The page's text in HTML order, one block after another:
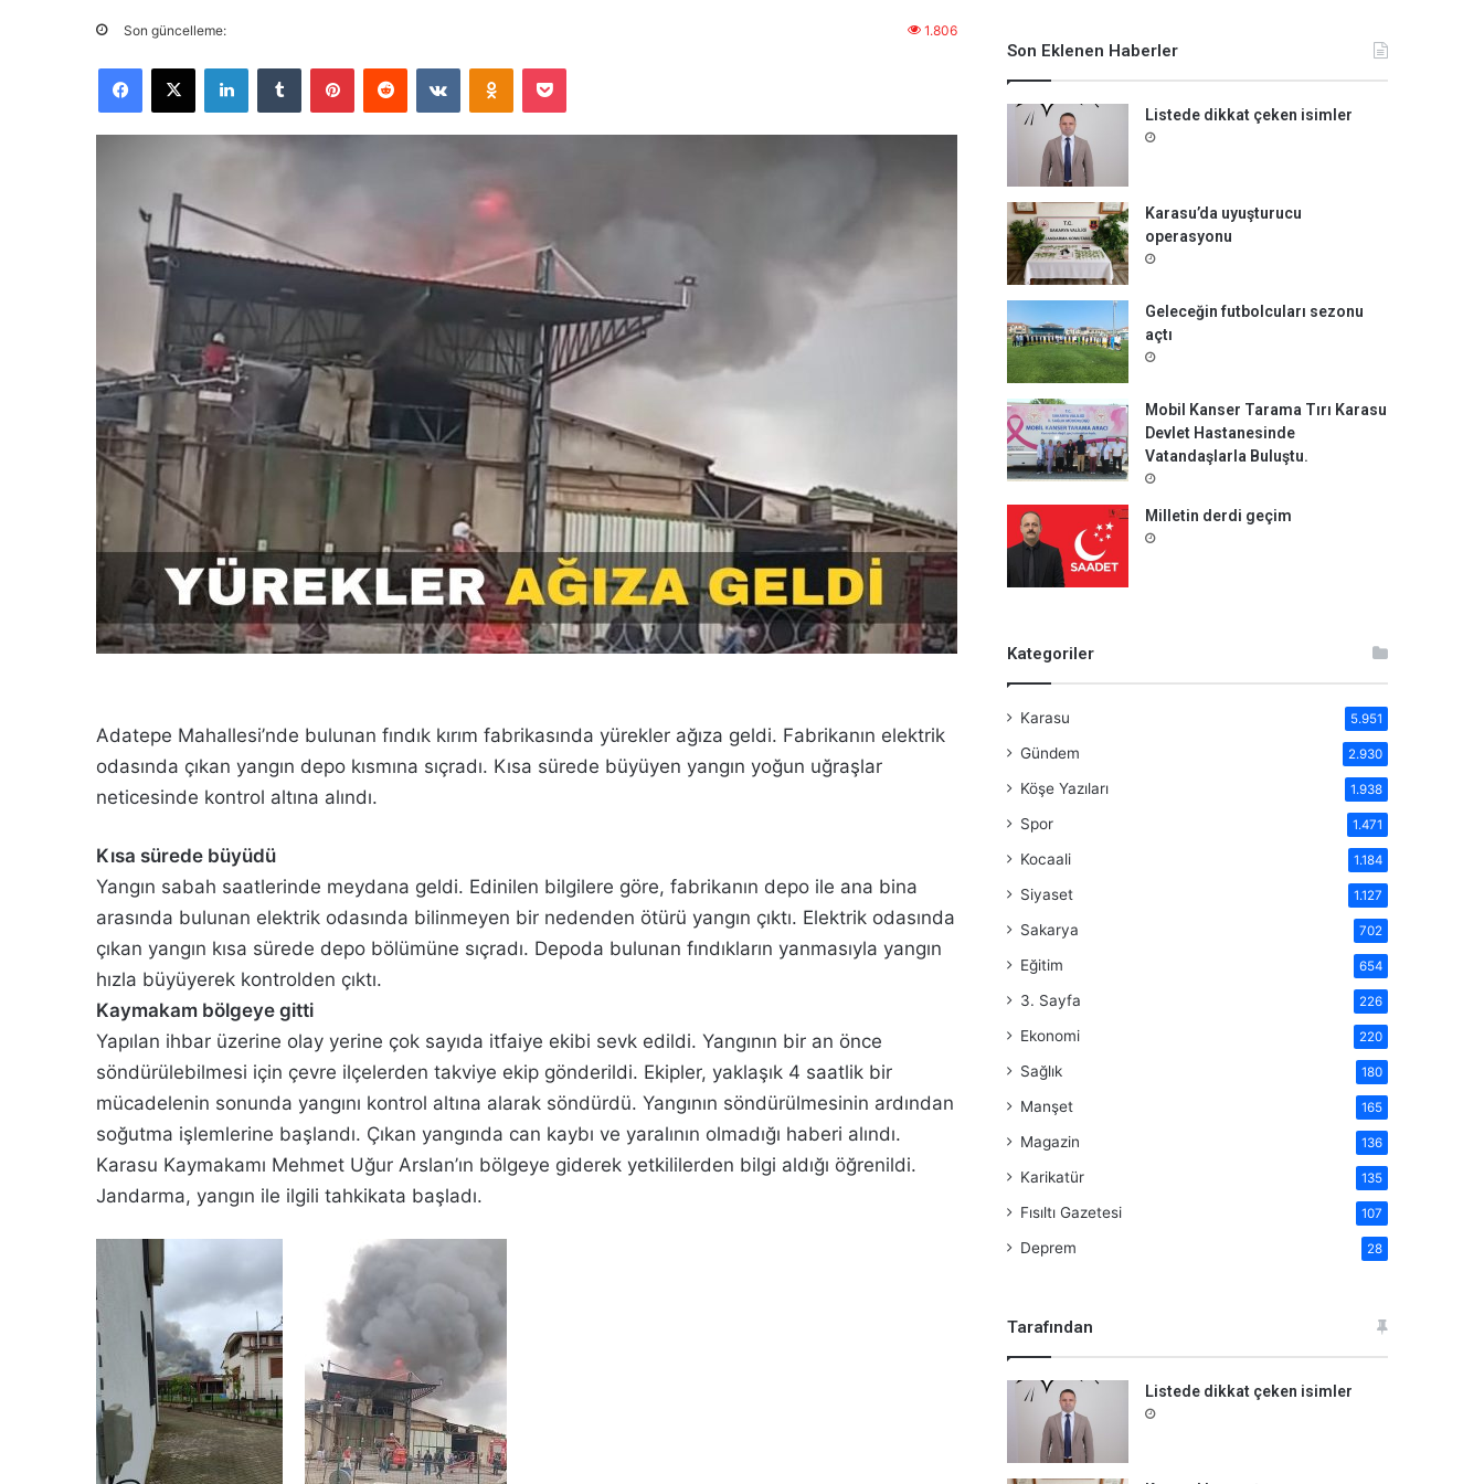
Son güncelleme: 1.806
Adatepe Mahallesi’nde bulunan fındık kırım fabrikasında yürekler ağıza geldi. Fabrikanın elektrik
odasında çıkan yangın depo kısmına sıçradı. Kısa sürede büyüyen yangın yoğun uğraşlar
neticesinde kontrol altına alındı.
Kısa sürede büyüdü
Yangın sabah saatlerinde meydana geldi. Edinilen bilgilere göre, fabrikanın depo ile ana bina
arasında bulunan elektrik odasında bilinmeyen bir nedenden ötürü yangın çıktı. Elektrik odasında
çıkan yangın kısa sürede depo bölümüne sıçradı. Depoda bulunan fındıkların yanmasıyla yangın
hızla büyüyerek kontrolden çıktı.
Kaymakam bölgeye gitti
Yapılan ihbar üzerine olay yerine çok sayıda itfaiye ekibi sevk edildi. Yangının bir an önce
söndürülebilmesi için çevre ilçelerden takviye ekip gönderildi. Ekipler, yaklaşık 4 saatlik bir
mücadelenin sonunda yangını kontrol altına alarak söndürdü. Yangının söndürülmesinin ardından
soğutma işlemlerine başlandı. Çıkan yangında can kaybı ve yaralının olmadığı haberi alındı.
Karasu Kaymakamı Mehmet Uğur Arslan’ın bölgeye giderek yetkililerden bilgi aldığı öğrenildi.
Jandarma, yangın ile ilgili tahkikata başladı.
Son Eklenen Haberler
Listede dikkat çeken isimler
Karasu’da uyuşturucu
operasyonu
Geleceğin futbolcuları sezonu
açtı
Mobil Kanser Tarama Tırı Karasu
Devlet Hastanesinde
Vatandaşlarla Buluştu.
Milletin derdi geçim
Kategoriler
Karasu 5.951
Gündem 2.930
Köşe Yazıları 1.938
Spor 1.471
Kocaali 1.184
Siyaset 1.127
Sakarya 702
Eğitim 654
3. Sayfa 226
Ekonomi 220
Sağlık 180
Manşet 165
Magazin 136
Karikatür 135
Fısıltı Gazetesi 107
Deprem 28
Tarafından
Listede dikkat çeken isimler